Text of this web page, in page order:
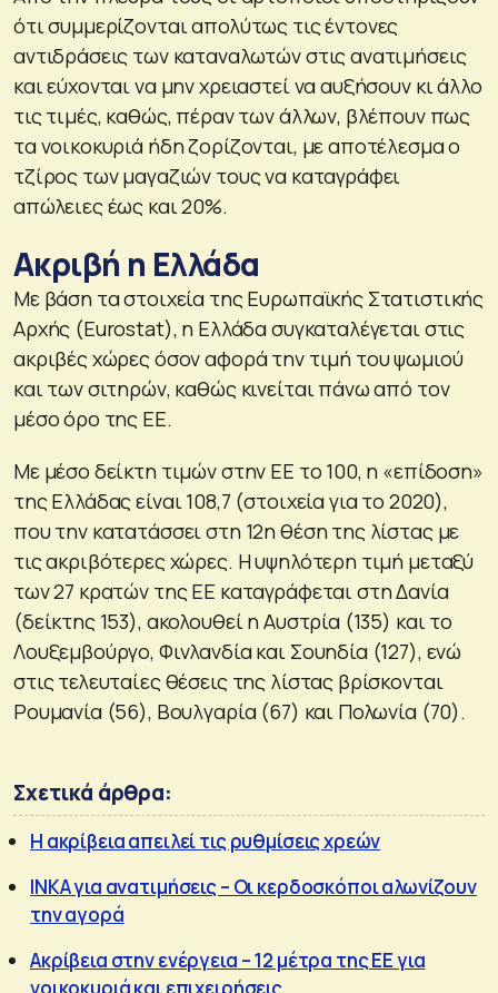
ότι συμμερίζονται απολύτως τις έντονες
αντιδράσεις των καταναλωτών στις ανατιμήσεις
και εύχονται να μην χρειαστεί να αυξήσουν κι άλλο
τις τιμές, καθώς, πέραν των άλλων, βλέπουν πως
τα νοικοκυριά ήδη ζορίζονται, με αποτέλεσμα ο
τζίρος των μαγαζιών τους να καταγράφει
απώλειες έως και 20%.
Ακριβή η Ελλάδα
Με βάση τα στοιχεία της Ευρωπαϊκής Στατιστικής
Αρχής (Eurostat), η Ελλάδα συγκαταλέγεται στις
ακριβές χώρες όσον αφορά την τιμή του ψωμιού
και των σιτηρών, καθώς κινείται πάνω από τον
μέσο όρο της ΕΕ.
Με μέσο δείκτη τιμών στην ΕΕ το 100, η «επίδοση»
της Ελλάδας είναι 108,7 (στοιχεία για το 2020),
που την κατατάσσει στη 12η θέση της λίστας με
τις ακριβότερες χώρες. Η υψηλότερη τιμή μεταξύ
των 27 κρατών της ΕΕ καταγράφεται στη Δανία
(δείκτης 153), ακολουθεί η Αυστρία (135) και το
Λουξεμβούργο, Φινλανδία και Σουηδία (127), ενώ
στις τελευταίες θέσεις της λίστας βρίσκονται
Ρουμανία (56), Βουλγαρία (67) και Πολωνία (70).
Σχετικά άρθρα:
Η ακρίβεια απειλεί τις ρυθμίσεις χρεών
ΙΝΚΑ για ανατιμήσεις – Οι κερδοσκόποι αλωνίζουν
την αγορά
Ακρίβεια στην ενέργεια – 12 μέτρα της ΕΕ για
νοικοκυριά και επιχειρήσεις